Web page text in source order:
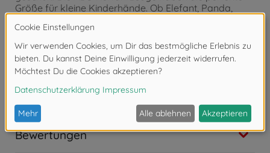
Größe für kleine Kinderhände. Ob Elefant, Panda,
mit lustig wackelndem Kopf über jede ebene Fläche.
Die lustigen Tierfahrzeuge fördern haptische
Fähigkeiten und animieren Kleinkinder zum
Hinterherkrabbeln. Die lustigen Tierfahrzeuge von
Simba Toys sind 8cm groß und für Kinder ab 12
Monaten geeignet.
Bewertungen